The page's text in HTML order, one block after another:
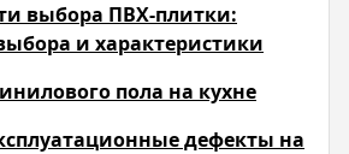
выбора ПВХ-плитки:
и характеристики
пола на кухне
дефекты на